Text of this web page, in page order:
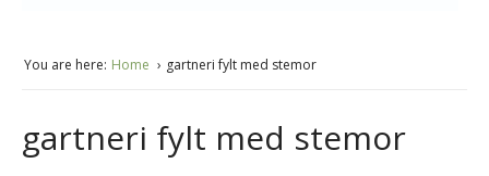
You are here: Home gartneri fylt med stemor
gartneri fylt med stemor